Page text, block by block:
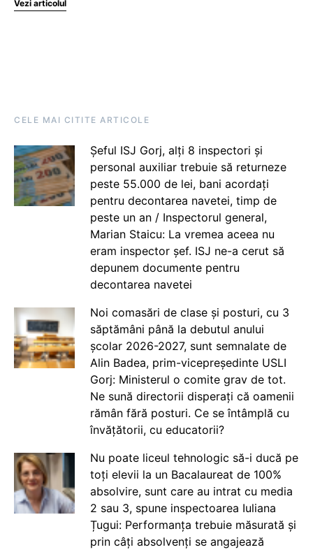
Vezi articolul
CELE MAI CITITE ARTICOLE
Șeful ISJ Gorj, alți 8 inspectori și
personal auxiliar trebuie să returneze
peste 55.000 de lei, bani acordați
pentru decontarea navetei, timp de
peste un an / Inspectorul general,
Marian Staicu: La vremea aceea nu
eram inspector șef. ISJ ne-a cerut să
depunem documente pentru
decontarea navetei
Noi comasări de clase și posturi, cu 3
săptămâni până la debutul anului
școlar 2026-2027, sunt semnalate de
Alin Badea, prim-vicepreședinte USLI
Gorj: Ministerul o comite grav de tot.
Ne sună directorii disperați că oamenii
rămân fără posturi. Ce se întâmplă cu
învățătorii, cu educatorii?
Nu poate liceul tehnologic să-i ducă pe
toți elevii la un Bacalaureat de 100%
absolvire, sunt care au intrat cu media
2 sau 3, spune inspectoarea Iuliana
Țugui: Performanța trebuie măsurată și
prin câți absolvenți se angajează